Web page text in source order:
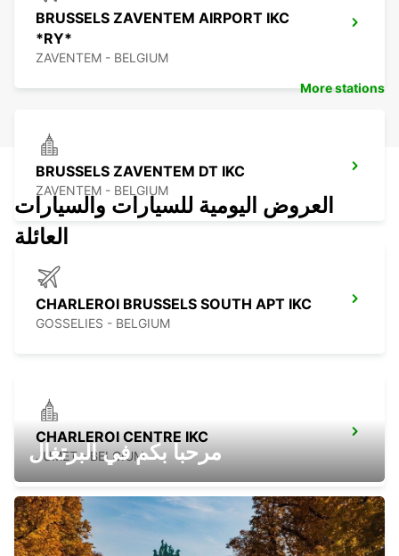
BRUSSELS ZAVENTEM AIRPORT IKC
*RY*
ZAVENTEM - BELGIUM
BRUSSELS ZAVENTEM DT IKC
ZAVENTEM - BELGIUM
CHARLEROI BRUSSELS SOUTH APT IKC
GOSSELIES - BELGIUM
CHARLEROI CENTRE IKC
JUMET - BELGIUM
More stations
العروض اليومية للسيارات والسيارات
العائلة
مرحبا بكم في البرتغال